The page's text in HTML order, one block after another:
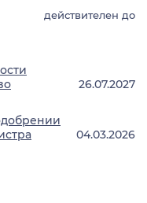
действителен до
26.07.2027
04.03.2026